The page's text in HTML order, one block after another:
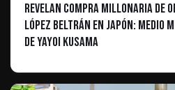
Revelan compra millonaria de
López Beltrán en Japón: medio
de Yayoi Kusama